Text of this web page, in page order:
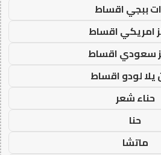
ببجي اقساط
امريكي اقساط
سعودي اقساط
لودو اقساط
حناء شعر
حنا
ماتشا